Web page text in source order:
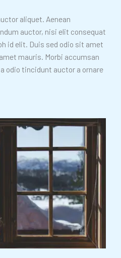
aliquet. Aenean
auctor, nisi elit consequat
id elit. Duis sed odio sit amet
mauris. Morbi accumsan
odio tincidunt auctor a ornare